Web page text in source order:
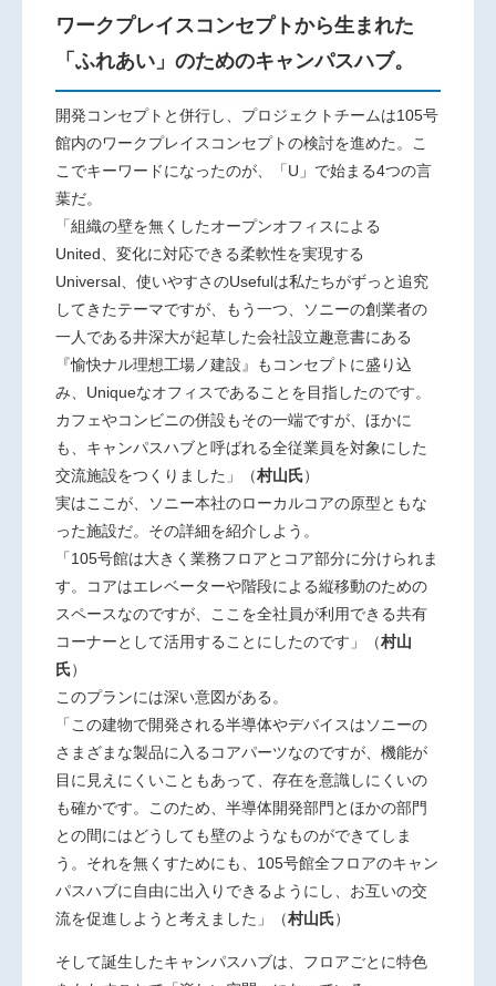
ワークプレイスコンセプトから生まれた
「ふれあい」のためのキャンパスハブ。
開発コンセプトと併行し、プロジェクトチームは105号
館内のワークプレイスコンセプトの検討を進めた。こ
こでキーワードになったのが、「U」で始まる4つの言
葉だ。
「組織の壁を無くしたオープンオフィスによる
United、変化に対応できる柔軟性を実現する
Universal、使いやすさのUsefulは私たちがずっと追究
してきたテーマですが、もう一つ、ソニーの創業者の
一人である井深大が起草した会社設立趣意書にある
『愉快ナル理想工場ノ建設』もコンセプトに盛り込
み、Uniqueなオフィスであることを目指したのです。
カフェやコンビニの併設もその一端ですが、ほかに
も、キャンパスハブと呼ばれる全従業員を対象にした
交流施設をつくりました」（村山氏）
実はここが、ソニー本社のローカルコアの原型ともな
った施設だ。その詳細を紹介しよう。
「105号館は大きく業務フロアとコア部分に分けられま
す。コアはエレベーターや階段による縦移動のための
スペースなのですが、ここを全社員が利用できる共有
コーナーとして活用することにしたのです」（村山
氏）
このプランには深い意図がある。
「この建物で開発される半導体やデバイスはソニーの
さまざまな製品に入るコアパーツなのですが、機能が
目に見えにくいこともあって、存在を意識しにくいの
も確かです。このため、半導体開発部門とほかの部門
との間にはどうしても壁のようなものができてしま
う。それを無くすためにも、105号館全フロアのキャン
パスハブに自由に出入りできるようにし、お互いの交
流を促進しようと考えました」（村山氏）
そして誕生したキャンパスハブは、フロアごとに特色